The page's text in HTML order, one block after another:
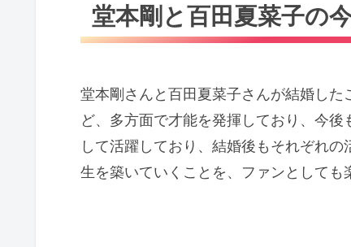
堂本剛と百田夏菜子の
堂本剛さんと百田夏菜子さんが結婚し
ど、多方面で才能を発揮しており、今
して活躍しており、結婚後もそれぞれ
生を築いていくことを、ファンとしても